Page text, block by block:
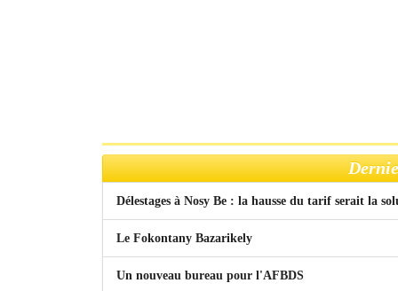
Délestages à Nosy Be : la hausse du tarif serait la
Le Fokontany Bazarikely
Un nouveau bureau pour l'AFBDS